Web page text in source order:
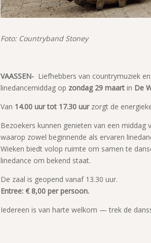
Foto: Countryband Stoney
VAASSEN- Liefhebbers van countrymuziek
linedancemiddag op zondag 29 maart in De
Van 14.00 uur tot 17.30 uurzorgt de
Bezoekers kunnen genieten van een
waarop zowel beginnende als ervaren
Wieken biedt volop ruimte om samen te
linedance om bekend staat.
De zaal is geopend vanaf 13.30 uur.
Entree: € 8,00 per persoon.
Iedereen is van harte welkom — trek de